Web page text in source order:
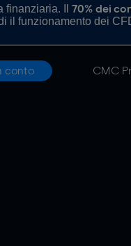
finanziaria. Il 70% dei
il funzionamento dei
conto CMC